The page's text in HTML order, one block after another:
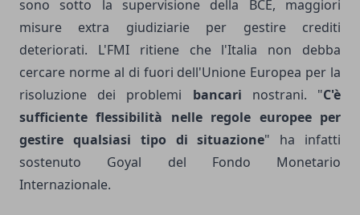
sono sotto la supervisione della BCE, maggiori
misure extra giudiziarie per gestire crediti
deteriorati. L'FMI ritiene che l'Italia non debba
cercare norme al di fuori dell'Unione Europea per la
risoluzione dei problemi bancari nostrani. "C'è
sufficiente flessibilità nelle regole europee per
gestire qualsiasi tipo di situazione" ha infatti
sostenuto Goyal del Fondo Monetario
Internazionale.